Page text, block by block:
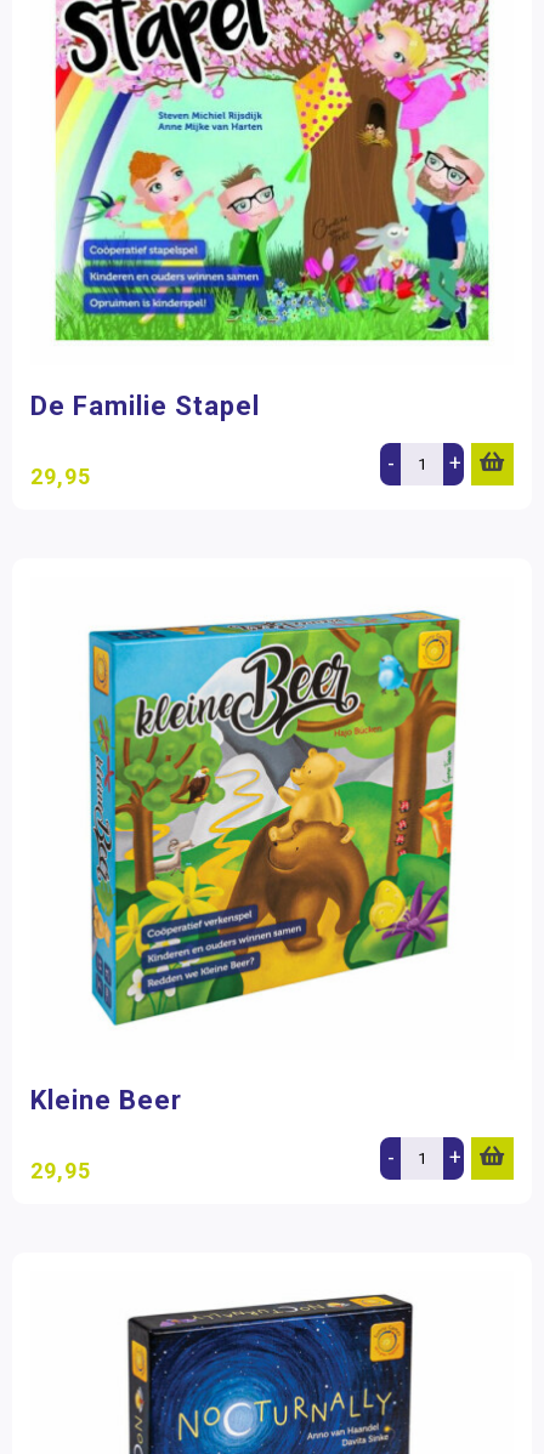
De Familie Stapel
29,95 - +
Kleine Beer
29,95 - +